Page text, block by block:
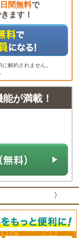
間無料で
ます！
解約されません。
が満載！
〉